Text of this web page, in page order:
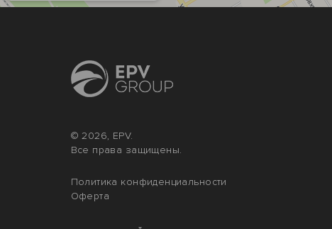
© 2026, EPV.
Все права защищены.
Политика конфиденциальности
Оферта